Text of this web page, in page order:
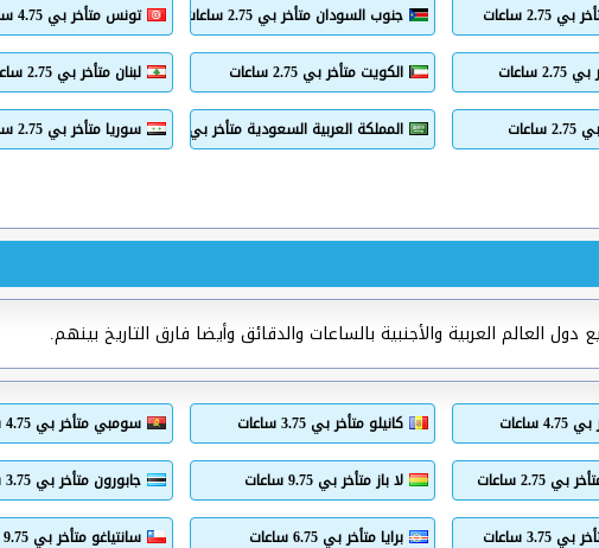
ساعات جنوب السودان متأخر بي 2.75 ساعات تونس متأخر بي 4.75 ساعات
ساعات الكويت متأخر بي 2.75 ساعات لبنان متأخر بي 2.75 ساعات
المملكة العربية السعودية متأخر بي 2.75 ساعات سوريا متأخر بي 2.75 ساعات
العالم العربية والأجنبية بالساعات والدقائق وأيضا فارق التاريخ بينهم.
ساعات كانيلو متأخر بي 3.75 ساعات سومبي متأخر بي 4.75 ساعات
2.75 ساعات لا باز متأخر بي 9.75 ساعات جابورون متأخر بي 3.75 ساعات
ساعات برايا متأخر بي 6.75 ساعات سانتياغو متأخر بي 9.75 ساعات